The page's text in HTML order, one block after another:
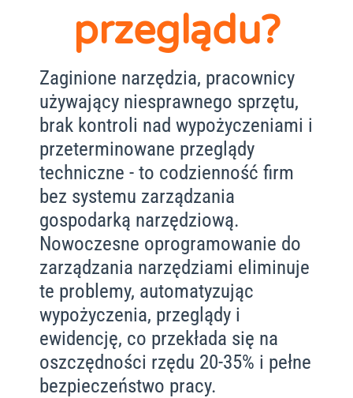
przeglądu?
Zaginione narzędzia, pracownicy
używający niesprawnego sprzętu,
brak kontroli nad wypożyczeniami i
przeterminowane przeglądy
techniczne - to codzienność firm
bez systemu zarządzania
gospodarką narzędziową.
Nowoczesne oprogramowanie do
zarządzania narzędziami eliminuje
te problemy, automatyzując
wypożyczenia, przeglądy i
ewidencję, co przekłada się na
oszczędności rzędu 20-35% i pełne
bezpieczeństwo pracy.